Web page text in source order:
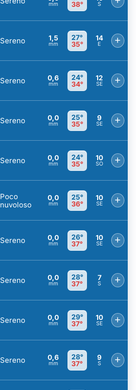
mm
38°
S
Sereno 1,5
mm
27°
35°
14
E +
Sereno 0,6
mm
24°
34°
12
SE +
Sereno 0,0
mm
25°
35°
9
SE +
Sereno 0,0
mm
24°
35°
10
SO +
Poco
nuvoloso
0,0
mm
25°
36°
10
SE +
Sereno 0,0
mm
26°
37°
10
SE +
Sereno 0,0
mm
28°
37°
7
S +
Sereno 0,0
mm
29°
37°
10
SE +
Sereno 0,6
mm
28°
37°
9
S +